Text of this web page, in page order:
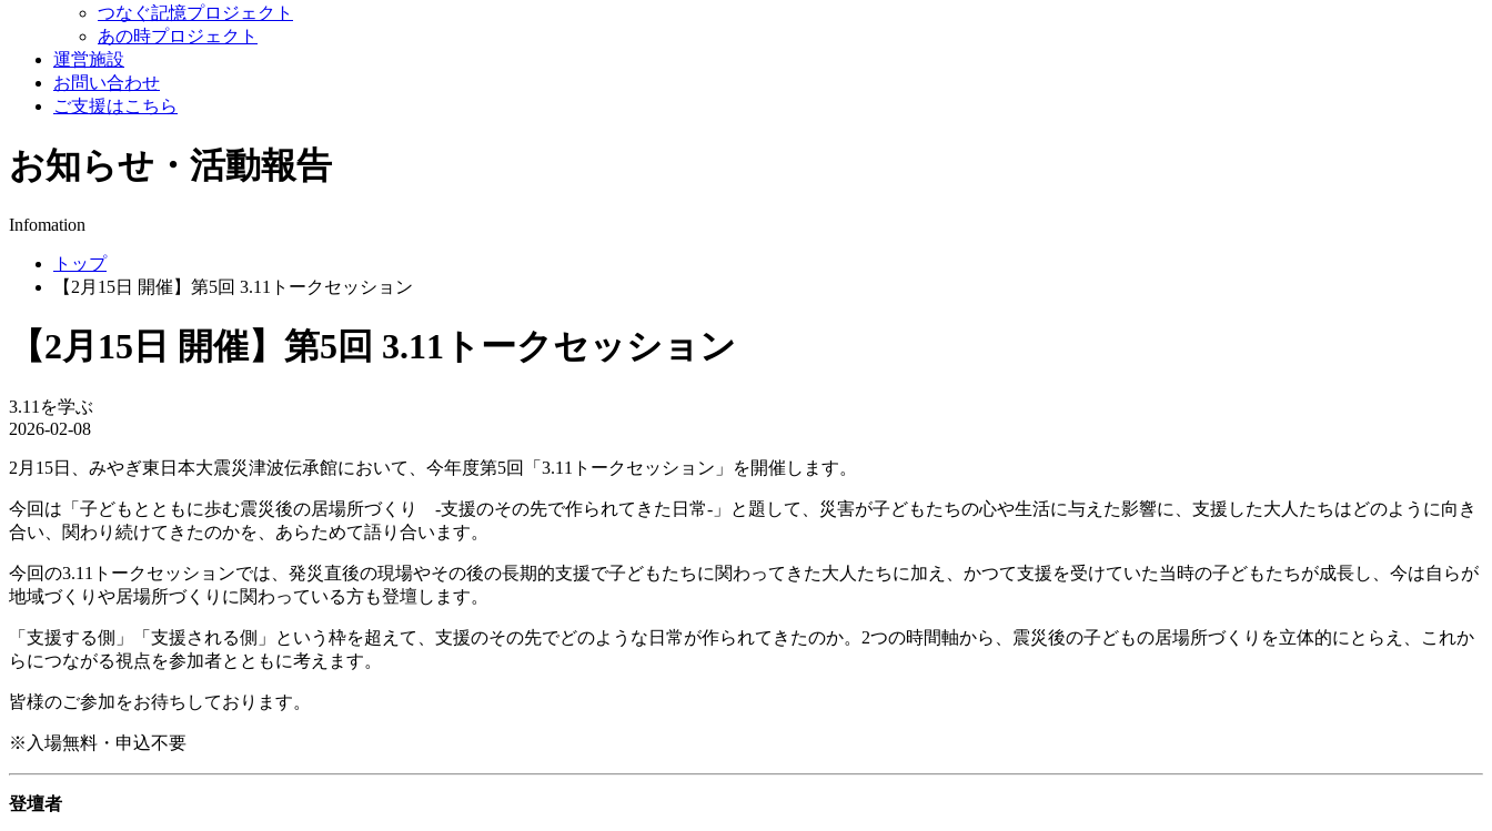
つなぐ記憶プロジェクト
あの時プロジェクト
運営施設
お問い合わせ
ご支援はこちら
お知らせ・活動報告
Infomation
トップ
【2月15日 開催】第5回 3.11トークセッション
【2月15日 開催】第5回 3.11トークセッション
3.11を学ぶ
2026-02-08
2月15日、みやぎ東日本大震災津波伝承館において、今年度第5回「3.11トークセッション」を開催します。
今回は「子どもとともに歩む震災後の居場所づくり -支援のその先で作られてきた日常-」と題して、災害が子どもたちの心や生活に与えた影響に、支援した大人たちはどのように向き
合い、関わり続けてきたのかを、あらためて語り合います。
今回の3.11トークセッションでは、発災直後の現場やその後の長期的支援で子どもたちに関わってきた大人たちに加え、かつて支援を受けていた当時の子どもたちが成長し、今は自らが
地域づくりや居場所づくりに関わっている方も登壇します。
「支援する側」「支援される側」という枠を超えて、支援のその先でどのような日常が作られてきたのか。2つの時間軸から、震災後の子どもの居場所づくりを立体的にとらえ、これか
らにつながる視点を参加者とともに考えます。
皆様のご参加をお待ちしております。
※入場無料・申込不要
登壇者